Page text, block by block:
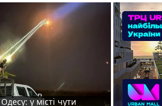
у місті чути